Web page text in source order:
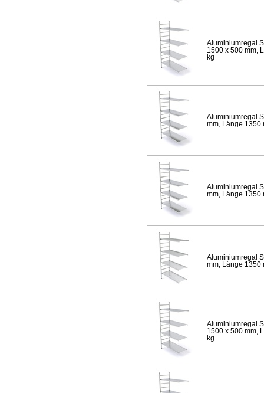
Aluminiumregal
1500 x 500 mm,
kg
Aluminiumregal
mm, Länge 1350
Aluminiumregal
mm, Länge 1350
Aluminiumregal
mm, Länge 1350
Aluminiumregal
1500 x 500 mm,
kg